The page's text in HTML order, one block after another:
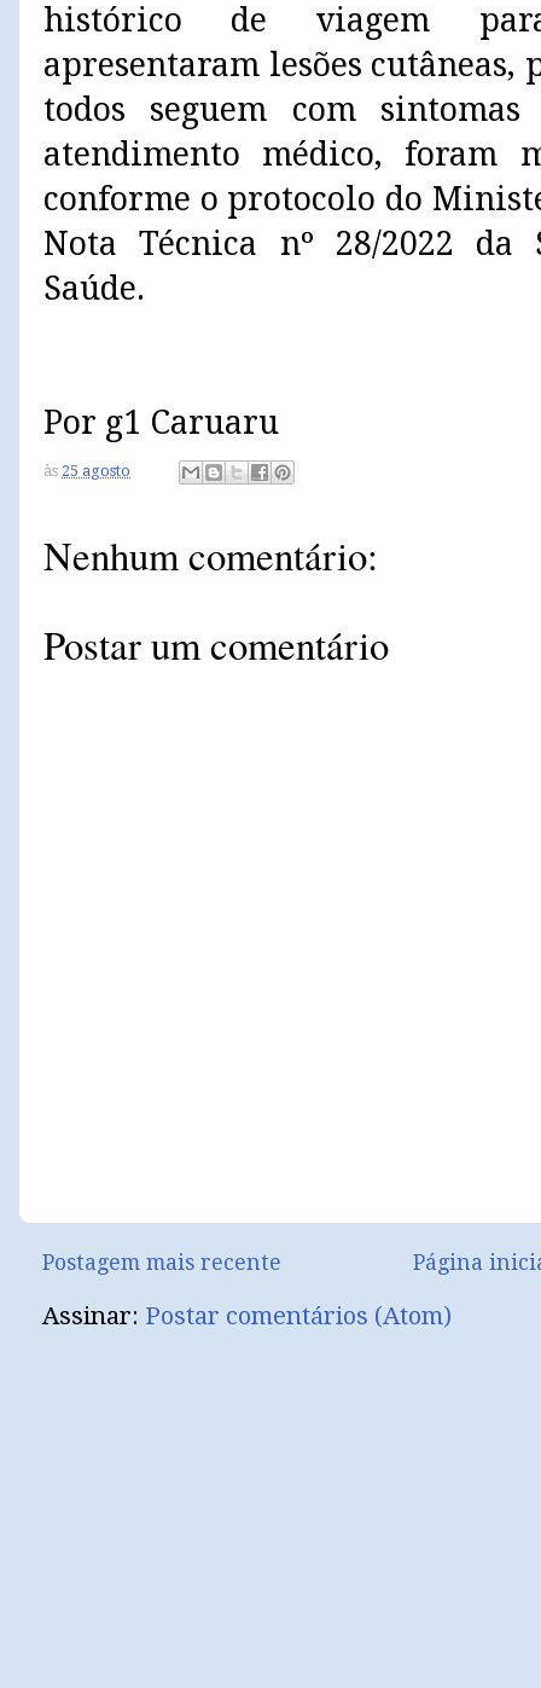
histórico de viagem
apresentaram lesões
todos seguem com
atendimento médico, foram
conforme o protocolo do
Nota Técnica nº 28/2022 da
Saúde.
Por g1 Caruaru
às 25 agosto
Nenhum comentário:
Postar um comentário
Postagem mais recente Página
Assinar: Postar comentários (Atom)